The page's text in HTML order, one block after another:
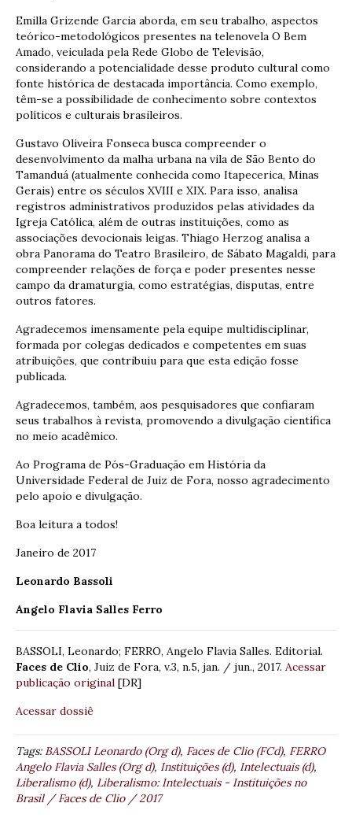
Emilla Grizende Garcia aborda, em seu trabalho, aspectos
teórico-metodológicos presentes na telenovela O Bem
Amado, veiculada pela Rede Globo de Televisão,
considerando a potencialidade desse produto cultural como
fonte histórica de destacada importância. Como exemplo,
têm-se a possibilidade de conhecimento sobre contextos
políticos e culturais brasileiros.
Gustavo Oliveira Fonseca busca compreender o
desenvolvimento da malha urbana na vila de São Bento do
Tamanduá (atualmente conhecida como Itapecerica, Minas
Gerais) entre os séculos XVIII e XIX. Para isso, analisa
registros administrativos produzidos pelas atividades da
Igreja Católica, além de outras instituições, como as
associações devocionais leigas. Thiago Herzog analisa a
obra Panorama do Teatro Brasileiro, de Sábato Magaldi, para
compreender relações de força e poder presentes nesse
campo da dramaturgia, como estratégias, disputas, entre
outros fatores.
Agradecemos imensamente pela equipe multidisciplinar,
formada por colegas dedicados e competentes em suas
atribuições, que contribuiu para que esta edição fosse
publicada.
Agradecemos, também, aos pesquisadores que confiaram
seus trabalhos à revista, promovendo a divulgação científica
no meio acadêmico.
Ao Programa de Pós-Graduação em História da
Universidade Federal de Juiz de Fora, nosso agradecimento
pelo apoio e divulgação.
Boa leitura a todos!
Janeiro de 2017
Leonardo Bassoli
Angelo Flavia Salles Ferro
BASSOLI, Leonardo; FERRO, Angelo Flavia Salles. Editorial.
Faces de Clio, Juiz de Fora, v.3, n.5, jan. / jun., 2017. Acessar
publicação original [DR]
Acessar dossiê
Tags:BASSOLI Leonardo (Org d), Faces de Clio (FCd), FERRO
Angelo Flavia Salles (Org d), Instituições (d), Intelectuais (d),
Liberalismo (d), Liberalismo: Intelectuais - Instituições no
Brasil / Faces de Clio / 2017